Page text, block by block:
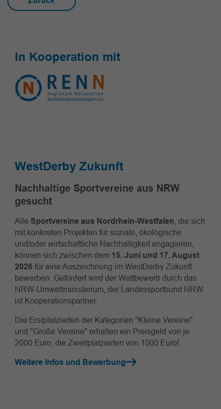
In Kooperation mit
WestDerby Zukunft
Nachhaltige Sportvereine aus NRW
gesucht
Alle Sportvereine aus Nordrhein-Westfalen , die sich
mit konkreten Projekten für soziale, ökologische
und/oder wirtschaftliche Nachhaltigkeit engagieren,
können sich zwischen dem 15. Juni und 17. August
2026 für eine Auszeichnung im WestDerby Zukunft
bewerben. Gefördert wird der Wettbewerb durch das
NRW-Umweltministerium, der Landessportbund NRW
ist Kooperationspartner.
Die Erstplatzierten der Kategorien "Kleine Vereine"
und "Große Vereine" erhalten ein Preisgeld von je
2000 Euro, die Zweitplatzierten von 1000 Euro!
Weitere Infos und Bewerbung